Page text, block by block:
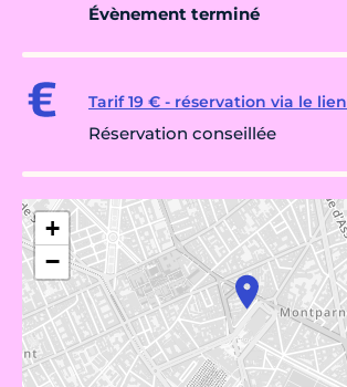
Évènement terminé
Tarif 19 € - réservation via le lien
Réservation conseillée
+
−